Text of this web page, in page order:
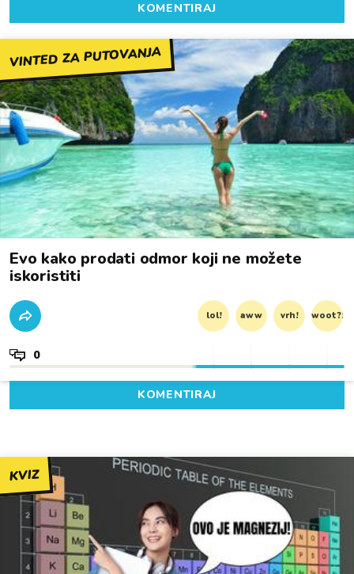
KOMENTIRAJ
VINTED ZA PUTOVANJA
Evo kako prodati odmor koji ne možete
iskoristiti
lol! aww vrh! woot?!
0
KOMENTIRAJ
KVIZ